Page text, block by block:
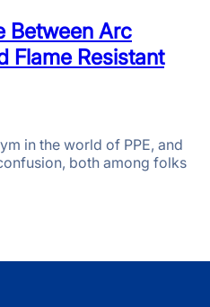
Between Arc
Flame Resistant
in the world of PPE, and
both among folks